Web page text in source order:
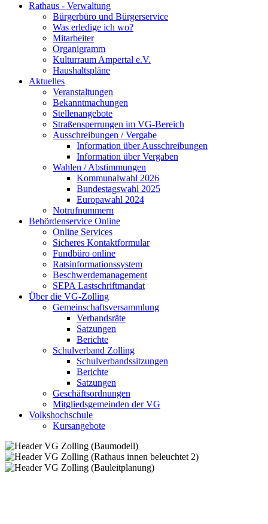
Rathaus - Verwaltung
Bürgerbüro und Bürgerservice
Was erledige ich wo?
Mitarbeiter
Organigramm
Kulturraum Ampertal e.V.
Haushaltspläne
Aktuelles
Veranstaltungen
Bekanntmachungen
Stellenangebote
Straßensperrungen im VG-Bereich
Ausschreibungen / Vergabe
Information über Ausschreibungen
Information über Vergaben
Wahlen / Abstimmungen
Kommunalwahl 2026
Bundestagswahl 2025
Europawahl 2024
Notrufnummern
Behördenservice Online
Online Services
Sicheres Kontaktformular
Fundbüro online
Ratsinformationssystem
Beschwerdemanagement
SEPA Lastschriftmandat
Über die VG-Zolling
Gemeinschaftsversammlung
Verbandsräte
Satzungen
Berichte
Schulverband Zolling
Schulverbandssitzungen
Berichte
Satzungen
Geschäftsordnungen
Mitgliedsgemeinden der VG
Volkshochschule
Kursangebote